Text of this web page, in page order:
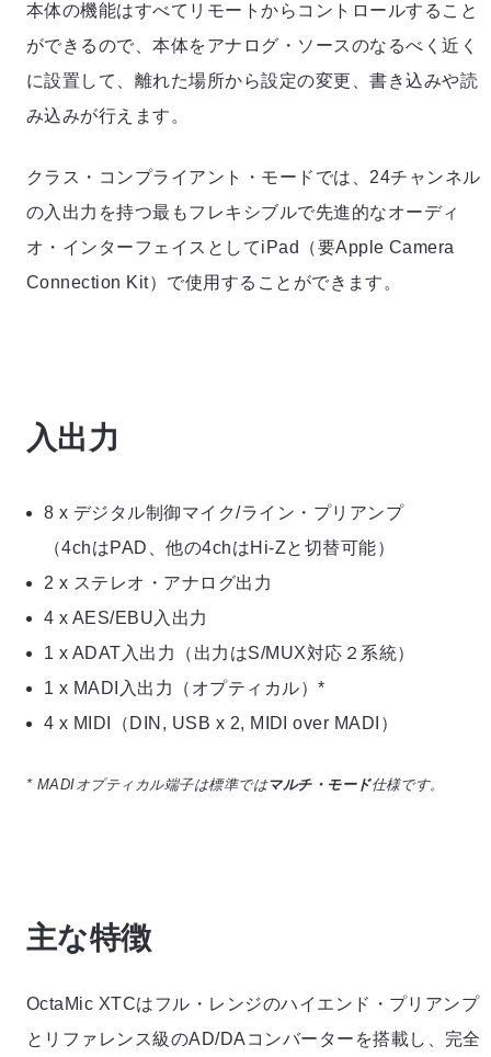
本体の機能はすべてリモートからコントロールすること
ができるので、本体をアナログ・ソースのなるべく近く
に設置して、離れた場所から設定の変更、書き込みや読
み込みが行えます。
クラス・コンプライアント・モードでは、24チャンネル
の入出力を持つ最もフレキシブルで先進的なオーディ
オ・インターフェイスとしてiPad（要Apple Camera
Connection Kit）で使用することができます。
入出力
8 x デジタル制御マイク/ライン・プリアンプ
（4chはPAD、他の4chはHi-Zと切替可能）
2 x ステレオ・アナログ出力
4 x AES/EBU入出力
1 x ADAT入出力（出力はS/MUX対応２系統）
1 x MADI入出力（オプティカル）*
4 x MIDI（DIN, USB x 2, MIDI over MADI）
* MADIオプティカル端子は標準ではマルチ・モード仕様です。
主な特徴
OctaMic XTCはフル・レンジのハイエンド・プリアンプ
とリファレンス級のAD/DAコンバーターを搭載し、完全